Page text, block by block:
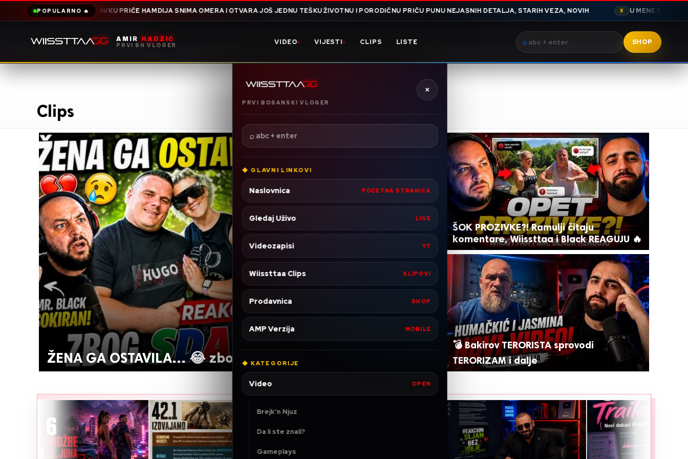
POPULARNO 🔥
PRIČE HAMDIJA SNIMA OMERA I OTVARA JOŠ JEDNU TEŠKU ŽIVOTNU I PORODIČNU PRIČU PUNU NEJASNIH DETALJA, STARIH VEZA, NOVIH X U MENE BRATARA DANAS JE SNIMO
AMIR HADŽIĆ
PRVI BH VLOGER VIDEO› VIJESTI› CLIPS LISTE ⌕ SHOP
PRVI BOSANSKI VLOGER
×
⌕
◆ GLAVNI LINKOVI
Naslovnica POČETNA STRANICA
Gledaj Uživo LIVE
Videozapisi YT
Wiissttaa Clips KLIPOVI
Prodavnica SHOP
AMP Verzija MOBILE
◆ KATEGORIJE
Video OPEN
Brejk'n Njuz
Da li ste znali?
Gameplays
Clips
ŽENA GA OSTAVILA… 😂 zbog SDA kalendara
ŠOK PROZIVKE?! Ramulji čitaju
komentare, Wiissttaa i Black REAGUJU 🔥
💣 Bakirov TERORISTA sprovodi
TERORIZAM i dalje